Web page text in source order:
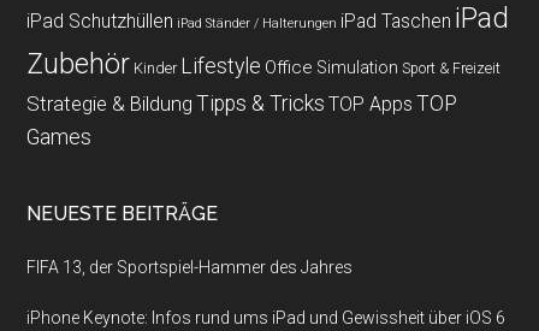
iPad Schutzhüllen iPad Ständer / Halterungen iPad Taschen iPad
Zubehör Kinder Lifestyle Office Simulation Sport & Freizeit
Strategie & Bildung Tipps & Tricks TOP Apps TOP
Games
NEUESTE BEITRÄGE
FIFA 13, der Sportspiel-Hammer des Jahres
iPhone Keynote: Infos rund ums iPad und Gewissheit über iOS 6